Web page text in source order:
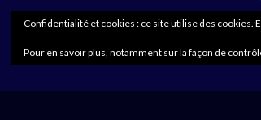
Confidentialité et cookies : ce site utilise des cookies.
Pour en savoir plus, notamment sur la façon de